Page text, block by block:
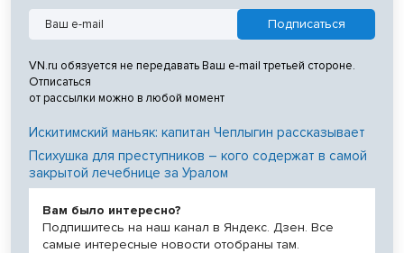
VN.ru обязуется не передавать Ваш e-mail третьей стороне.
Отписаться
от рассылки можно в любой момент
Искитимский маньяк: капитан Чеплыгин рассказывает
Психушка для преступников – кого содержат в самой
закрытой лечебнице за Уралом
Вам было интересно?
Подпишитесь на наш канал в Яндекс. Дзен. Все
самые интересные новости отобраны там.